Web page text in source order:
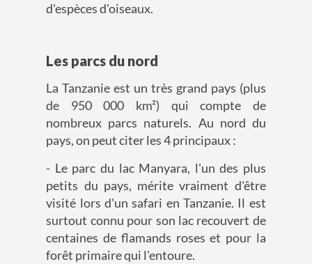
d'espèces d'oiseaux.
Les parcs du nord
La Tanzanie est un très grand pays (plus
de 950 000 km²) qui compte de
nombreux parcs naturels. Au nord du
pays, on peut citer les 4 principaux :
- Le parc du lac Manyara, l'un des plus
petits du pays, mérite vraiment d'être
visité lors d'un safari en Tanzanie. Il est
surtout connu pour son lac recouvert de
centaines de flamands roses et pour la
forêt primaire qui l'entoure.